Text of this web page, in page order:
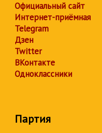
Официальный сайт
Интернет-приёмная
Telegram
Дзен
Twitter
ВКонтакте
Одноклассники
Партия